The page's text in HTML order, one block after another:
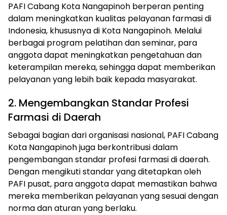
PAFI Cabang Kota Nangapinoh berperan penting
dalam meningkatkan kualitas pelayanan farmasi di
Indonesia, khususnya di Kota Nangapinoh. Melalui
berbagai program pelatihan dan seminar, para
anggota dapat meningkatkan pengetahuan dan
keterampilan mereka, sehingga dapat memberikan
pelayanan yang lebih baik kepada masyarakat.
2. Mengembangkan Standar Profesi
Farmasi di Daerah
Sebagai bagian dari organisasi nasional, PAFI Cabang
Kota Nangapinoh juga berkontribusi dalam
pengembangan standar profesi farmasi di daerah.
Dengan mengikuti standar yang ditetapkan oleh
PAFI pusat, para anggota dapat memastikan bahwa
mereka memberikan pelayanan yang sesuai dengan
norma dan aturan yang berlaku.